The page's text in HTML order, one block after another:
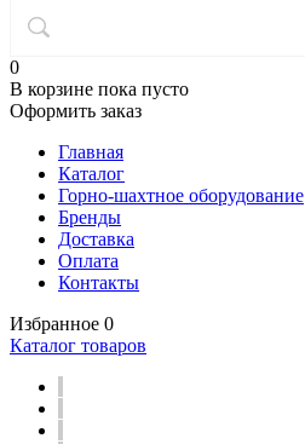
0
В корзине пока пусто
Оформить заказ
Главная
Каталог
Горно-шахтное оборудование
Бренды
Доставка
Оплата
Контакты
Избранное 0
Каталог товаров